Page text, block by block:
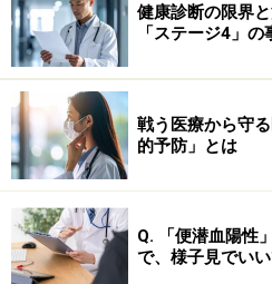
健康診断の限界
「ステージ4」の
戦う医療から守
的予防」とは
Q. 「便潜血陽性
で、様子見でい